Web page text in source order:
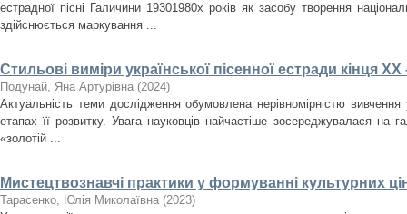
естрадної пісні Галичини 1930­1980­х років як засобу творення
здійснюється маркування ...
Стильові виміри української пісенної естради кінця ХХ
Подунай, Яна Артурівна (2024)
Актуальність теми дослідження обумовлена нерівномірністю вивчення
етапах її розвитку. Увага науковців найчастіше зосереджувалася на
«золотій ...
Мистецтвознавчі практики у формуванні культурних
Тарасенко, Юлія Миколаївна (2023)